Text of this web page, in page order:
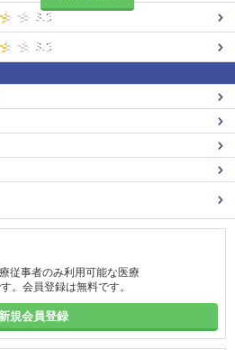
従事者のみ利用可能な医療
。会員登録は無料です。
規会員登録